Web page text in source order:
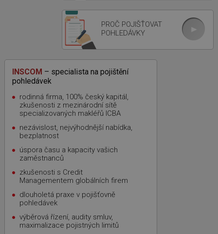
PROČ POJIŠŤOVAT
POHLEDÁVKY
INSCOM – specialista na pojištění
pohledávek
rodinná firma, 100% český kapitál,
zkušenosti z mezinárodní sítě
specializovaných makléřů ICBA
nezávislost, nejvýhodnější nabídka,
bezplatnost
úspora času a kapacity vašich
zaměstnanců
zkušenosti s Credit
Managementem globálních firem
dlouholetá praxe v pojišťovně
pohledávek
výběrová řízení, audity smluv,
maximalizace pojistných limitů